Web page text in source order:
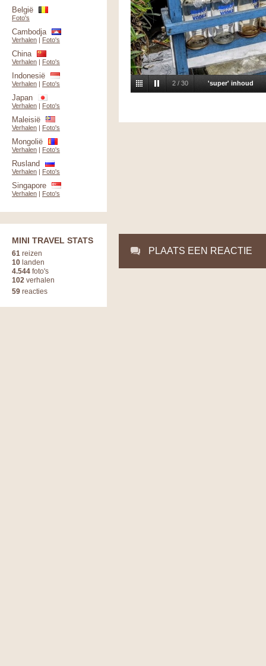
2 / 30 'super' inhoud
PLAATS EEN REACTIE
België
Foto's
Cambodja
Verhalen | Foto's
China
Verhalen | Foto's
Indonesië
Verhalen | Foto's
Japan
Verhalen | Foto's
Maleisië
Verhalen | Foto's
Mongolië
Verhalen | Foto's
Rusland
Verhalen | Foto's
Singapore
Verhalen | Foto's
MINI TRAVEL STATS
61 reizen
10 landen
4.544 foto's
102 verhalen
59 reacties